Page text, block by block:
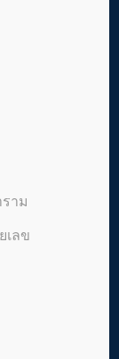
าม
เลข